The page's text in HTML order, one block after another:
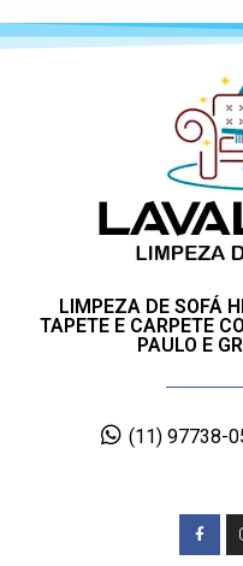
LIMPEZA DE SOFÁ
TAPETE E CARPETE
PAULO E
(11) 97738-